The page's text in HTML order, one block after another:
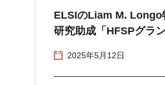
ELSIのLiam M. Longo
研究助成「HFSPグラ
2025年5月12日